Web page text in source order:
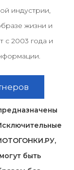
индустрии,
жизни и
с 2003 года и
быть